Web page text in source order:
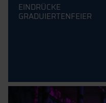
EINDRÜCKE
GRADUIERTENFEIER